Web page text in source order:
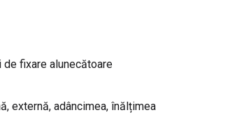
fixare alunecătoare
externă, adâncimea, înălțimea